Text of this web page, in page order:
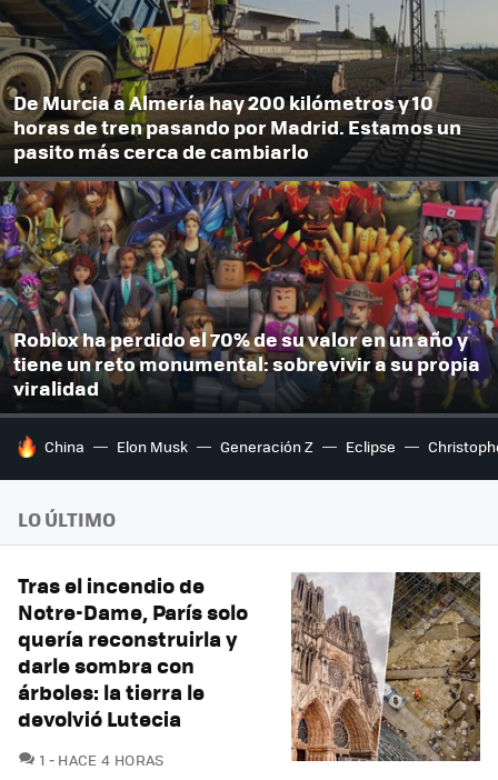
De Murcia a Almería hay 200 kilómetros y 10
horas de tren pasando por Madrid. Estamos un
pasito más cerca de cambiarlo
Roblox ha perdido el 70% de su valor en un año y
tiene un reto monumental: sobrevivir a su propia
viralidad
HOY SE HABLA DE
China Elon Musk Generación Z Eclipse
LO ÚLTIMO
Tras el incendio de
Notre-Dame, París solo
quería reconstruirla y
darle sombra con
árboles: la tierra le
devolvió Lutecia
1 COMENTARIOS
HACE 4 HORAS